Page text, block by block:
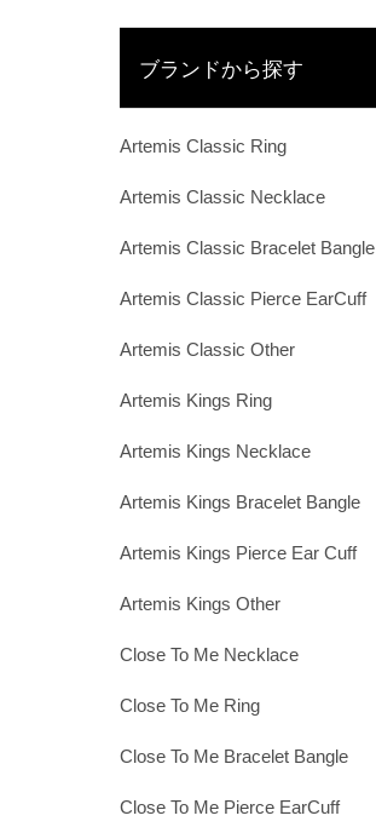
ブランドから探す
Artemis Classic Ring
Artemis Classic Necklace
Artemis Classic Bracelet Bangle
Artemis Classic Pierce EarCuff
Artemis Classic Other
Artemis Kings Ring
Artemis Kings Necklace
Artemis Kings Bracelet Bangle
Artemis Kings Pierce Ear Cuff
Artemis Kings Other
Close To Me Necklace
Close To Me Ring
Close To Me Bracelet Bangle
Close To Me Pierce EarCuff